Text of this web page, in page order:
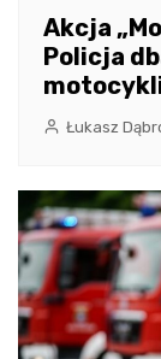
Akcja
Policja
Łukasz